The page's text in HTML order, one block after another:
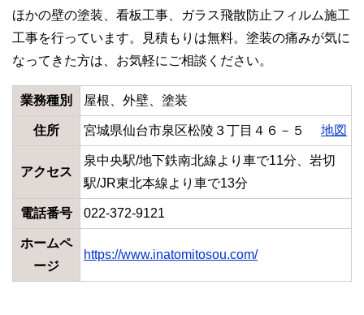
ほかの壁の塗装、看板工事、ガラス飛散防止フィルム施工
工事を行っています。見積もりは無料。塗装の痛みが気に
なってきた方は、お気軽にご相談ください。
業務種別 屋根、外壁、塗装
住所 宮城県仙台市泉区松陵３丁目４６－５ 地図
アクセス
泉中央駅/地下鉄南北線より車で11分、岩切
駅/JR東北本線より車で13分
電話番号 022-372-9121
ホームペ
ージ
https://www.inatomitosou.com/